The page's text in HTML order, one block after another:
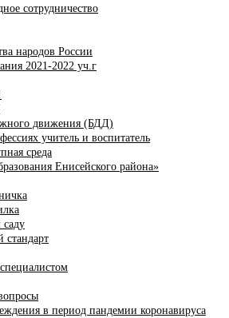
сотрудничество
народов России
2021-2022 уч.г
движения (БДД)
учитель и воспитатель
среда
Енисейского района»
саду
стандарт
в период пандемии коронавируса